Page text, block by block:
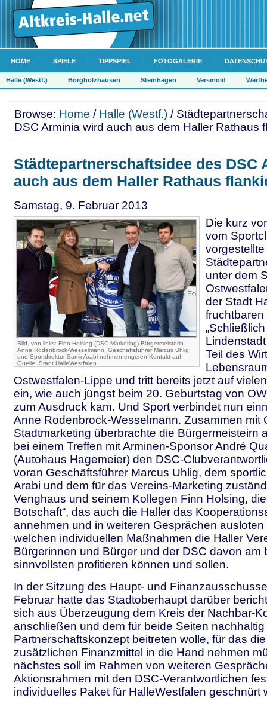
HOME SPIELE TIPPSPIEL FOTOGALERIE
Halle (Westf.) Borgholzhausen Steinhagen Versmold
Browse: Home / Halle (Westf.) /
DSC Arminia wird auch aus dem Haller Rathaus
Städtepartnerschaftsidee des DSC
auch aus dem Haller Rathaus
Samstag, 9. Februar 2013
Bild, von links: Finn Holsing (DSC-Marketing) Bürgermeisterin
Anne Rodenbrock-Wesselmann, Geschäftsführer Marcus Uhlig
und Sportdirektor Samir Arabi nehmen engeren Kontakt auf.
Quelle: Stadt HalleWestfalen
Die kurz
vom
vorgestellte
unter dem
der Stadt
fruchtbaren
Teil des
Ostwestfalen-Lippe und tritt bereits jetzt auf
ein, wie auch jüngst beim 20. Geburtstag von
zum Ausdruck kam. Und Sport verbindet nun
Anne Rodenbrock-Wesselmann. Zusammen mit
Stadtmarketing überbrachte die Bürgermeisteirn
bei einem Treffen mit Arminen-Sponsor André
(Autohaus Hagemeier) den DSC-
voran Geschäftsführer Marcus Uhlig, dem
Arabi und dem für das Vereins-Marketing
Venghaus und seinem Kollegen Finn Holsing, die
Botschaft“, das auch die Haller das
annehmen und in weiteren Gesprächen ausloten
welchen individuellen Maßnahmen die Haller
Bürgerinnen und Bürger und der DSC davon am
sinnvollsten profitieren können und sollen.
In der Sitzung des Haupt- und
Februar hatte das Stadtoberhaupt darüber
sich aus Überzeugung dem Kreis der Nachbar-
anschließen und dem für beide Seiten
Partnerschaftskonzept beitreten wolle, für das
zusätzlichen Finanzmittel in die Hand nehmen
nächstes soll im Rahmen von weiteren
Aktionsrahmen mit den DSC-Verantwortlichen
individuelles Paket für HalleWestfalen geschnürt